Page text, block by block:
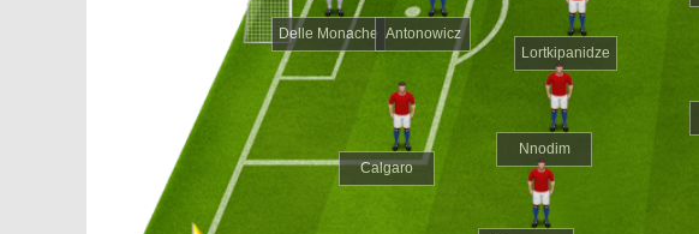
Delle Monache
Calgaro
Antonowicz
Nnodim
Lortkipanidze